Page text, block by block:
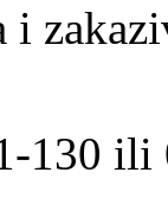
130 ili